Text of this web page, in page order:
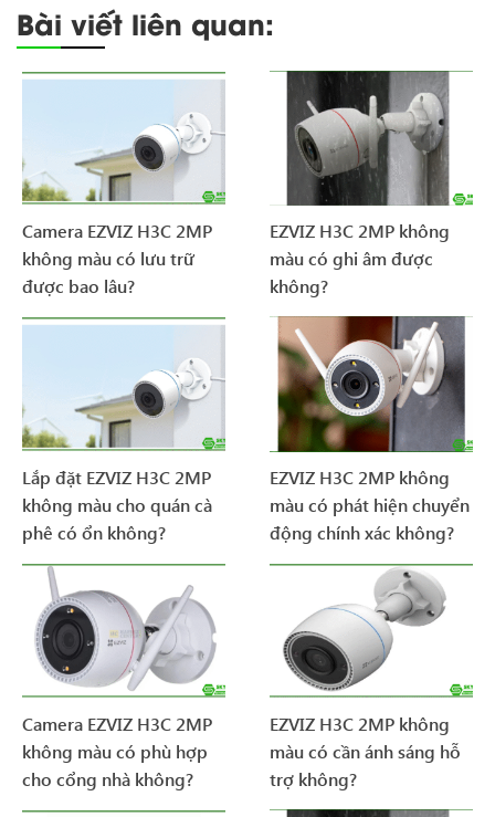
Bài viết liên quan:
Camera EZVIZ H3C 2MP
không màu có lưu trữ
được bao lâu?
EZVIZ H3C 2MP không
màu có ghi âm được
không?
Lắp đặt EZVIZ H3C 2MP
không màu cho quán cà
phê có ổn không?
EZVIZ H3C 2MP không
màu có phát hiện chuyển
động chính xác không?
Camera EZVIZ H3C 2MP
không màu có phù hợp
cho cổng nhà không?
EZVIZ H3C 2MP không
màu có cần ánh sáng hỗ
trợ không?